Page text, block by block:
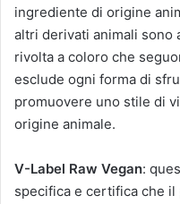
ingrediente di origine
altri derivati animali sono
rivolta a coloro che
esclude ogni forma di
promuovere uno stile di
origine animale.
V-Label Raw Vegan:
specifica e certifica che